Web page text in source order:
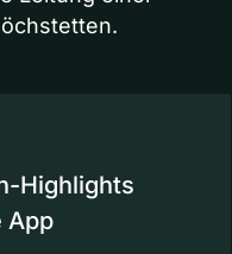
Highlights
App